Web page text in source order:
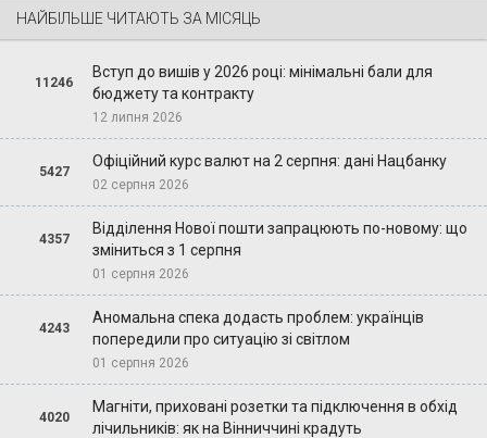
НАЙБІЛЬШЕ ЧИТАЮТЬ ЗА МІСЯЦЬ
11246
Вступ до вишів у 2026 році: мінімальні бали для
бюджету та контракту
12 липня 2026
5427
Офіційний курс валют на 2 серпня: дані Нацбанку
02 серпня 2026
4357
Відділення Нової пошти запрацюють по-новому: що
зміниться з 1 серпня
01 серпня 2026
4243
Аномальна спека додасть проблем: українців
попередили про ситуацію зі світлом
01 серпня 2026
4020
Магніти, приховані розетки та підключення в обхід
лічильників: як на Вінниччині крадуть